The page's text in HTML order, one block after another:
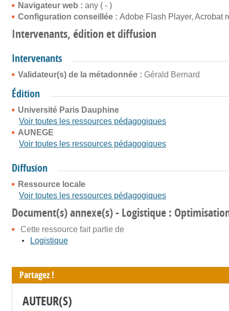
Navigateur web : any ( - )
Configuration conseillée : Adobe Flash Player, Acrobat
Intervenants, édition et diffusion
Intervenants
Validateur(s) de la métadonnée : Gérald Bernard
Édition
Université Paris Dauphine
Voir toutes les ressources pédagogiques
AUNEGE
Voir toutes les ressources pédagogiques
Diffusion
Ressource locale
Voir toutes les ressources pédagogiques
Document(s) annexe(s) - Logistique :
Cette ressource fait partie de
Logistique
Partagez !
AUTEUR(S)